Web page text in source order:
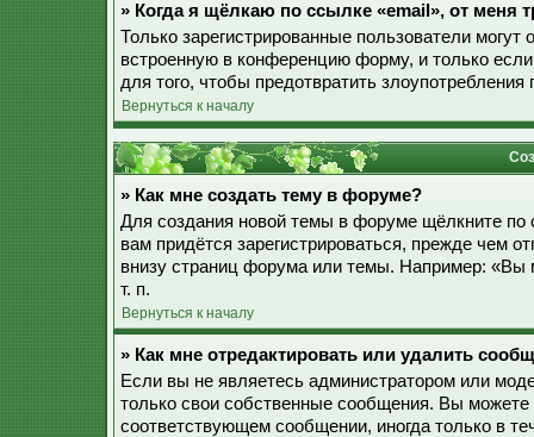
» Когда я щёлкаю по ссылке «email», от меня
Только зарегистрированные пользователи
встроенную в конференцию форму, и только
для того, чтобы предотвратить
Вернуться к началу
» Как мне создать тему в форуме?
Для создания новой темы в форуме щёлкните
вам придётся зарегистрироваться, прежде чем
внизу страниц форума или темы. Например: «Вы
т. п.
Вернуться к началу
» Как мне отредактировать или удалить
Если вы не являетесь администратором или
только свои собственные сообщения. Вы
соответствующем сообщении, иногда только в